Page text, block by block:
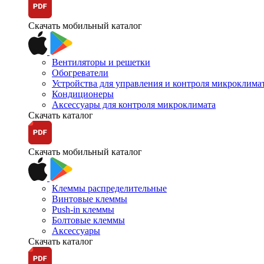
Скачать мобильный каталог
Вентиляторы и решетки
Обогреватели
Устройства для управления и контроля
Кондиционеры
Аксессуары для контроля микроклимата
Скачать каталог
Скачать мобильный каталог
Клеммы распределительные
Винтовые клеммы
Push-in клеммы
Болтовые клеммы
Аксессуары
Скачать каталог